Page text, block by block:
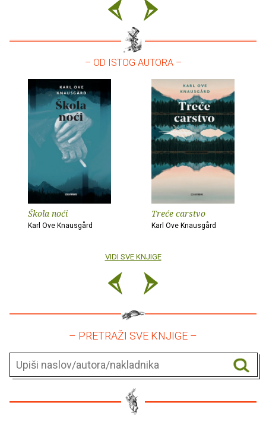
– OD ISTOG AUTORA –
Škola noći
Karl Ove Knausgård
Treće carstvo
Karl Ove Knausgård
VIDI SVE KNJIGE
– PRETRAŽI SVE KNJIGE –